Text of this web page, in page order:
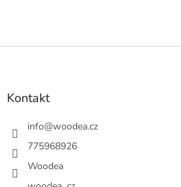
Z
Kontakt
info@woodea.cz
775968926
Woodea